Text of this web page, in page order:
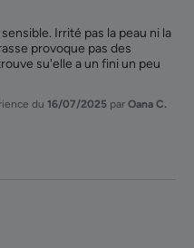
Irrité pas la peau ni la
provoque pas des
su'elle a un fini un peu
du 16/07/2025 par Oana C.